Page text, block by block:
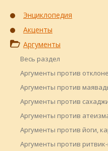
Энциклопедия
Акценты
Аргументы
Весь раздел
Аргументы против
Аргументы против
Аргументы против
Аргументы против
Аргументы против йоги,
Аргументы против